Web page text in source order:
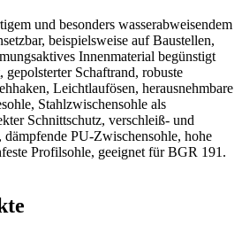
und besonders wasserabweisendem
beispielsweise auf Baustellen,
Innenmaterial begünstigt
gepolsterter Schaftrand, robuste
Leichtlaufösen, herausnehmbare
Stahlzwischensohle als
Schnittschutz, verschleiß- und
dämpfende PU-Zwischensohle, hohe
Profilsohle, geeignet für BGR 191.